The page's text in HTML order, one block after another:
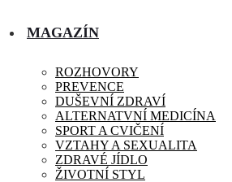
MAGAZÍN
ROZHOVORY
PREVENCE
DUŠEVNÍ ZDRAVÍ
ALTERNATVNÍ MEDICÍNA
SPORT A CVIČENÍ
VZTAHY A SEXUALITA
ZDRAVÉ JÍDLO
ŽIVOTNÍ STYL